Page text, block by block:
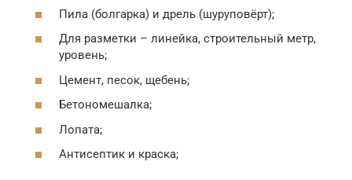
Пила (болгарка) и дрель (шуруповёрт);
Для разметки – линейка, строительный метр,
уровень;
Цемент, песок, щебень;
Бетономешалка;
Лопата;
Антисептик и краска;